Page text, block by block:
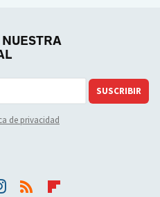
SUSCRIBIR
de privacidad